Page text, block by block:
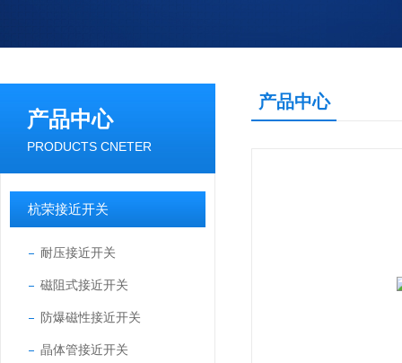
产品中心
PRODUCTS CNETER
杭荣接近开关
耐压接近开关
磁阻式接近开关
防爆磁性接近开关
晶体管接近开关
产品中心